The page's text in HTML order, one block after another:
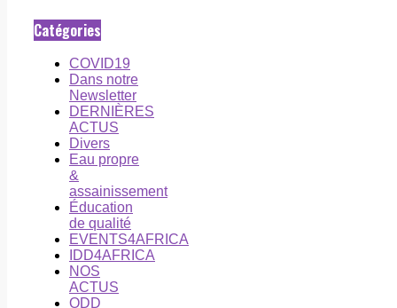
Catégories
COVID19
Dans notre
Newsletter
DERNIÈRES
ACTUS
Divers
Eau propre
&
assainissement
Éducation
de qualité
EVENTS4AFRICA
IDD4AFRICA
NOS
ACTUS
ODD